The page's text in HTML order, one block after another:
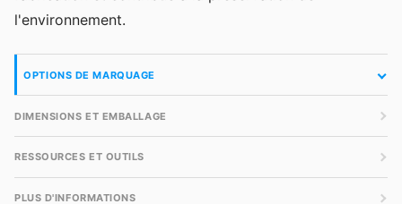
l'environnement.
OPTIONS DE MARQUAGE
DIMENSIONS ET EMBALLAGE
RESSOURCES ET OUTILS
PLUS D'INFORMATIONS